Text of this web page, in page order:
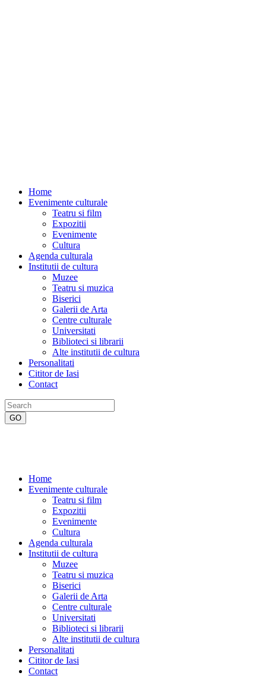
Home
Evenimente culturale
Teatru si film
Expozitii
Evenimente
Cultura
Agenda culturala
Institutii de cultura
Muzee
Teatru si muzica
Biserici
Galerii de Arta
Centre culturale
Universitati
Biblioteci si librarii
Alte institutii de cultura
Personalitati
Cititor de Iasi
Contact
Home
Evenimente culturale
Teatru si film
Expozitii
Evenimente
Cultura
Agenda culturala
Institutii de cultura
Muzee
Teatru si muzica
Biserici
Galerii de Arta
Centre culturale
Universitati
Biblioteci si librarii
Alte institutii de cultura
Personalitati
Cititor de Iasi
Contact